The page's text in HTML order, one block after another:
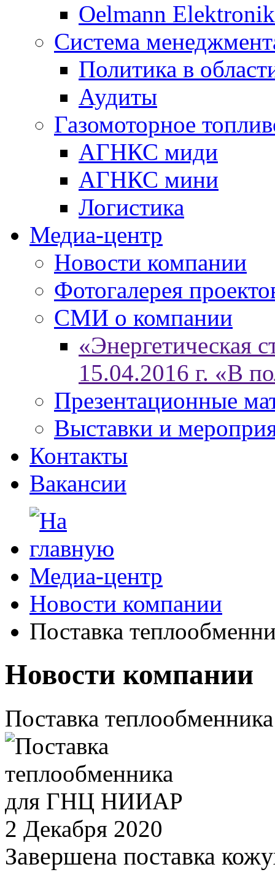
Oelmann
Система
Политика в
Аудиты
Газомоторное
АГНКС миди
АГНКС мини
Логистика
Медиа-центр
Новости компании
Фотогалерея
СМИ о компании
«Энергетическая
15.04.2016 г. «В
Презентационные
Выставки и
Контакты
Вакансии
Медиа-центр
Новости компании
Поставка
Новости компании
Поставка
2 Декабря 2020
Завершена поставка